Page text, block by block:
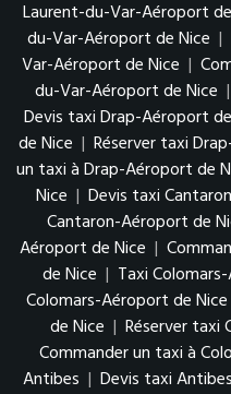
Laurent-du-Var-Aéroport
du-Var-Aéroport de Nice |
Var-Aéroport de Nice |
du-Var-Aéroport de Nice |
Devis taxi Drap-Aéroport
de Nice | Réserver taxi
un taxi à Drap-Aéroport de
Nice | Devis taxi
Cantaron-Aéroport de
Aéroport de Nice |
de Nice | Taxi
Colomars-Aéroport de Nice
de Nice | Réserver taxi
Commander un taxi à
Antibes | Devis taxi Antibes